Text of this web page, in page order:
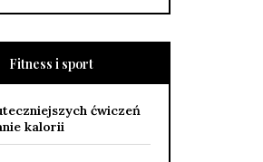
Fitness i sport
ćwiczeń
kalorii